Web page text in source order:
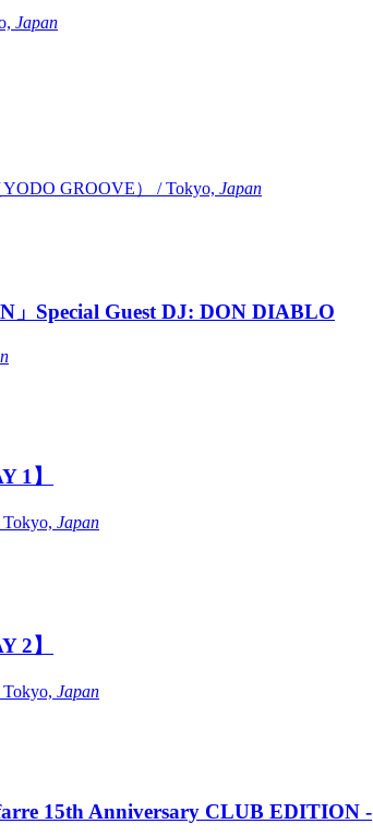
Japan
GROOVE） / Tokyo, Japan
」Special Guest DJ: DON DIABLO
1】
Japan
2】
Japan
15th Anniversary CLUB EDITION -